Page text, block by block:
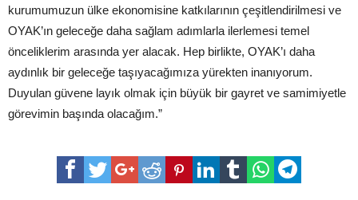
kurumumuzun ülke ekonomisine katkılarının çeşitlendirilmesi ve
OYAK’ın geleceğe daha sağlam adımlarla ilerlemesi temel
önceliklerim arasında yer alacak. Hep birlikte, OYAK’ı daha
aydınlık bir geleceğe taşıyacağımıza yürekten inanıyorum.
Duyulan güvene layık olmak için büyük bir gayret ve samimiyetle
görevimin başında olacağım.”